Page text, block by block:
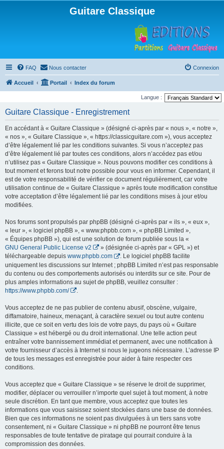
Guitare Classique
FAQ Nous contacter Connexion
Accueil Portail Index du forum
Langue :
Guitare Classique - Enregistrement
En accédant à « Guitare Classique » (désigné ci-après par « nous », « notre »,
« nos », « Guitare Classique », « https://classicguitare.com »), vous acceptez
d’être légalement lié par les conditions suivantes. Si vous n’acceptez pas
d’être légalement lié par toutes ces conditions, alors n’accédez pas et/ou
n’utilisez pas « Guitare Classique ». Nous pouvons modifier ces conditions à
tout moment et ferons tout notre possible pour vous en informer. Cependant, il
est de votre responsabilité de vérifier ce document régulièrement, car votre
utilisation continue de « Guitare Classique » après toute modification constitue
votre acceptation d’être légalement lié par les conditions mises à jour et/ou
modifiées.
Nos forums sont propulsés par phpBB (désigné ci-après par « ils », « eux »,
« leur », « logiciel phpBB », « www.phpbb.com », « phpBB Limited »,
« Équipes phpBB »), qui est une solution de forum publiée sous la «
GNU General Public License v2
» (désignée ci-après par « GPL ») et
téléchargeable depuis www.phpbb.com
. Le logiciel phpBB facilite
uniquement les discussions sur Internet ; phpBB Limited n’est pas responsable
du contenu ou des comportements autorisés ou interdits sur ce site. Pour de
plus amples informations au sujet de phpBB, veuillez consulter :
https://www.phpbb.com/
Vous acceptez de ne pas publier de contenu abusif, obscène, vulgaire,
diffamatoire, haineux, menaçant, à caractère sexuel ou tout autre contenu
illicite, que ce soit en vertu des lois de votre pays, du pays où « Guitare
Classique » est hébergé ou du droit international. Une telle action peut
entraîner votre bannissement immédiat et permanent, avec une notification à
votre fournisseur d’accès à Internet si nous le jugeons nécessaire. L’adresse IP
de tous les messages est enregistrée pour aider à faire respecter ces
conditions.
Vous acceptez que « Guitare Classique » se réserve le droit de supprimer,
modifier, déplacer ou verrouiller n’importe quel sujet à tout moment, à notre
seule discrétion. En tant que membre, vous acceptez que toutes les
informations que vous saisissez soient stockées dans une base de données.
Bien que ces informations ne soient pas divulguées à un tiers sans votre
consentement, ni « Guitare Classique » ni phpBB ne pourront être tenus
responsables de toute tentative de piratage qui pourrait conduire à la
compromission des données.